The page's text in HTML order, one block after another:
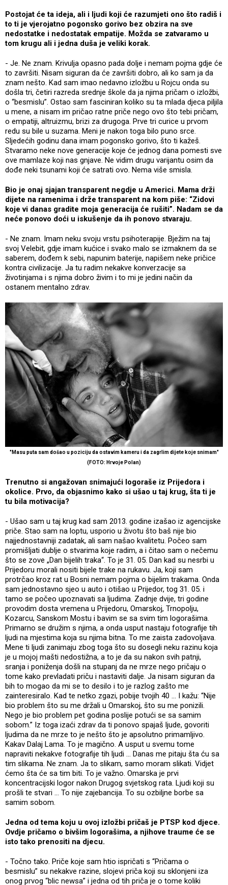
Postojat će ta ideja, ali i ljudi koji će razumjeti ono što radiš i
to ti je vjerojatno pogonsko gorivo bez obzira na sve
nedostatke i nedostatak empatije. Možda se zatvaramo u
tom krugu ali i jedna duša je veliki korak.
- Je. Ne znam. Krivulja opasno pada dolje i nemam pojma gdje će
to završiti. Nisam siguran da će završiti dobro, ali ko sam ja da
znam nešto. Kad sam imao nedavno izložbu u Rojcu onda su
došla tri, četiri razreda srednje škole da ja njima pričam o izložbi,
o “besmislu”. Ostao sam fasciniran koliko su ta mlada djeca piljila
u mene, a nisam im pričao ratne priče nego ovo što tebi pričam,
o empatiji, altruizmu, brizi za drugoga. Prve tri curice u prvom
redu su bile u suzama. Meni je nakon toga bilo puno srce.
Sljedećih godinu dana imam pogonsko gorivo, što ti kažeš.
Stvaramo neke nove generacije koje će jednog dana pomesti sve
ove mamlaze koji nas gnjave. Ne vidim drugu varijantu osim da
dođe neki tsunami koji će satrati ovo. Nema više smisla.
Bio je onaj sjajan transparent negdje u Americi. Mama drži
dijete na ramenima i drže transparent na kom piše: “Zidovi
koje vi danas gradite moja generacija će rušiti”. Nadam se da
neće ponovo doći u iskušenje da ih ponovo stvaraju.
- Ne znam. Imam neku svoju vrstu psihoterapije. Bježim na taj
svoj Velebit, gdje imam kućice i svako malo se izmaknem da se
saberem, dođem k sebi, napunim baterije, napišem neke pričice
kontra civilizacije. Ja tu radim nekakve konverzacije sa
životinjama i s njima dobro živim i to mi je jedini način da
ostanem mentalno zdrav.
"Masu puta sam došao u poziciju da ostavim kameru i da zagrlim dijete koje snimam"
(FOTO: Hrvoje Polan)
Trenutno si angažovan snimajući logoraše iz Prijedora i
okolice. Prvo, da objasnimo kako si ušao u taj krug, šta ti je
tu bila motivacija?
- Ušao sam u taj krug kad sam 2013. godine izašao iz agencijske
priče. Stao sam na loptu, usporio u životu što baš nije bio
najjednostavniji zadatak, ali sam našao kvalitetu. Počeo sam
promišljati dublje o stvarima koje radim, a i čitao sam o nečemu
što se zove „Dan bijelih traka“. To je 31. 05. Dan kad su nesrbi u
Prijedoru morali nositi bijele trake na rukavu. Ja, koji sam
protrčao kroz rat u Bosni nemam pojma o bijelim trakama. Onda
sam jednostavno sjeo u auto i otišao u Prijedor, tog 31. 05. i
tamo se počeo upoznavati sa ljudima. Zadnje dvije, tri godine
provodim dosta vremena u Prijedoru, Omarskoj, Trnopolju,
Kozarcu, Sanskom Mostu i bavim se sa svim tim logorašima.
Primarno se družim s njima, a onda usput nastaju fotografije tih
ljudi na mjestima koja su njima bitna. To me zaista zadovoljava.
Mene ti ljudi zanimaju zbog toga što su dosegli neku razinu koja
je u mojoj mašti nedostižna, a to je da su nakon svih patnji,
sranja i poniženja došli na stupanj da ne mrze nego pričaju o
tome kako prevladati priču i nastaviti dalje. Ja nisam siguran da
bih to mogao da mi se to desilo i to je razlog zašto me
zainteresiralo. Kad te netko zgazi, pobije tvojih 40 … I kažu: “Nije
bio problem što su me držali u Omarskoj, što su me ponizili.
Nego je bio problem pet godina poslije potući se sa samim
sobom.” Iz toga izaći zdrav da ti ponovo spajaš ljude, govoriti
ljudima da ne mrze to je nešto što je apsolutno primamljivo.
Kakav Dalaj Lama. To je magično. A usput u svemu tome
napraviti nekakve fotografije tih ljudi … Danas me pitaju šta ću sa
tim slikama. Ne znam. Ja to slikam, samo moram slikati. Vidjet
ćemo šta će sa tim biti. To je važno. Omarska je prvi
koncentracijski logor nakon Drugog svjetskog rata. Ljudi koji su
prošli te stvari … To nije zajebancija. To su ozbiljne borbe sa
samim sobom.
Jedna od tema koju u ovoj izložbi pričaš je PTSP kod djece.
Ovdje pričamo o bivšim logorašima, a njihove traume će se
isto tako prenositi na djecu.
- Točno tako. Priče koje sam htio ispričati s “Pričama o
besmislu” su nekakve razine, slojevi priča koji su sklonjeni iza
onog prvog “blic newsa” i jedna od tih priča je o tome koliki